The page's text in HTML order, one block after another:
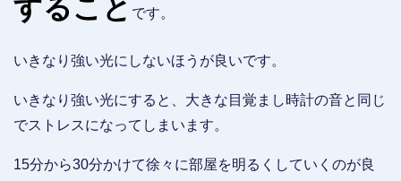
すること です。
いきなり強い光にしないほうが良いです。
いきなり強い光にすると、大きな目覚まし時計の音と同じ
でストレスになってしまいます。
15分から30分かけて徐々に部屋を明るくしていくのが良